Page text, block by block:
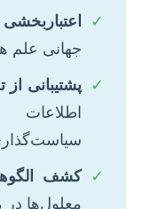
✓ اعتباربخشی
جهانی علم
✓ پشتیبانی
✓ کشف
معلول‌ها